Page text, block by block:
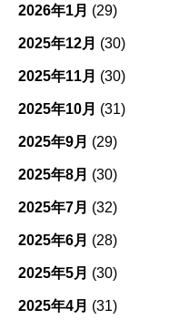
2026年1月 (29)
2025年12月 (30)
2025年11月 (30)
2025年10月 (31)
2025年9月 (29)
2025年8月 (30)
2025年7月 (32)
2025年6月 (28)
2025年5月 (30)
2025年4月 (31)